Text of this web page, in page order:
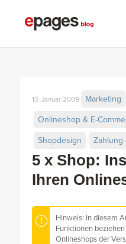
5 x Shop:
Ihren
13. Januar 2009 Marketing
Onlineshop & E-
Shopdesign Zahlung
Hinweis: In diesem
Funktionen
Onlineshops der